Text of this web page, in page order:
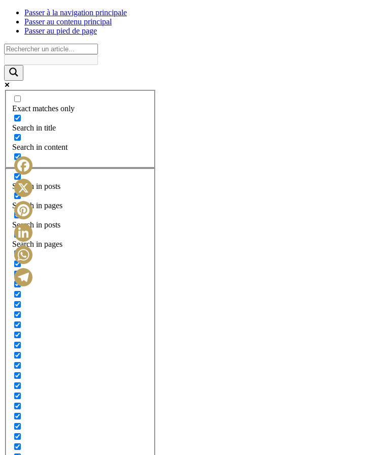
Passer à la navigation principale
Passer au contenu principal
Passer au pied de page
Exact matches only
Search in title
Search in content
Search in posts
Search in pages
Search in posts
Search in pages
Facebook
X
Pinterest
LinkedIn
WhatsApp
Telegram